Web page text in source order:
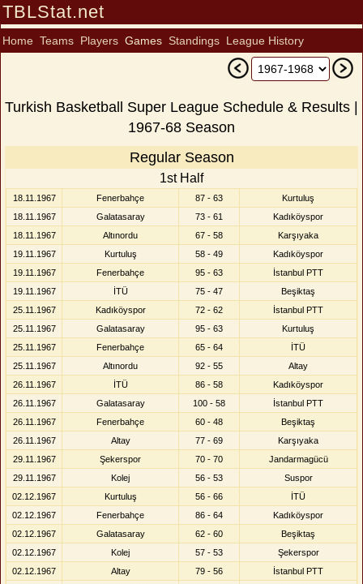
TBLStat.net
Home Teams Players Games Standings League History
Turkish Basketball Super League Schedule & Results |
1967-68 Season
Regular Season
1st Half
18.11.1967 Fenerbahçe 87 - 63
Kurtuluş
18.11.1967
Galatasaray 73 - 61
Kadıköyspor
18.11.1967
Altınordu 67 - 58
Karşıyaka
19.11.1967
Kurtuluş 58 - 49
Kadıköyspor
19.11.1967
Fenerbahçe 95 - 63
İstanbul PTT
19.11.1967
İTÜ 75 - 47
Beşiktaş
25.11.1967
Kadıköyspor 72 - 62
İstanbul PTT
25.11.1967
Galatasaray 95 - 63
Kurtuluş
25.11.1967
Fenerbahçe 65 - 64
İTÜ
25.11.1967
Altınordu 92 - 55
Altay
26.11.1967
İTÜ 86 - 58
Kadıköyspor
26.11.1967
Galatasaray 100 - 58
İstanbul PTT
26.11.1967
Fenerbahçe 60 - 48
Beşiktaş
26.11.1967
Altay 77 - 69
Karşıyaka
29.11.1967
Şekerspor 70 - 70
Jandarmagücü
29.11.1967
Kolej 56 - 53
Suspor
02.12.1967
Kurtuluş 56 - 66
İTÜ
02.12.1967
Fenerbahçe 86 - 64
Kadıköyspor
02.12.1967
Galatasaray 62 - 60
Beşiktaş
02.12.1967
Kolej 57 - 53
Şekerspor
02.12.1967
Altay 79 - 56
İstanbul PTT